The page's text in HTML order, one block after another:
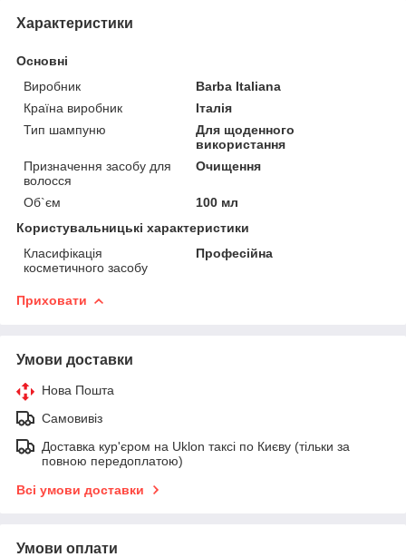
Характеристики
Основні
Виробник
Barba Italiana
Країна виробник
Італія
Тип шампуню
Для щоденного
використання
Призначення засобу для
волосся
Очищення
Об`єм
100 мл
Користувальницькі характеристики
Класифікація
косметичного засобу
Професійна
Приховати
Умови доставки
Нова Пошта
Самовивіз
Доставка кур'єром на Uklon таксі по Києву (тільки за
повною передоплатою)
Всі умови доставки
Умови оплати